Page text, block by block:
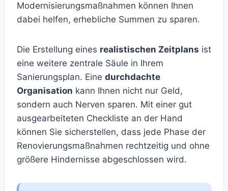
Modernisierungsmaßnahmen können Ihnen
dabei helfen, erhebliche Summen zu sparen.
Die Erstellung eines realistischen Zeitplans ist
eine weitere zentrale Säule in Ihrem
Sanierungsplan. Eine durchdachte
Organisation kann Ihnen nicht nur Geld,
sondern auch Nerven sparen. Mit einer gut
ausgearbeiteten Checkliste an der Hand
können Sie sicherstellen, dass jede Phase der
Renovierungsmaßnahmen rechtzeitig und ohne
größere Hindernisse abgeschlossen wird.